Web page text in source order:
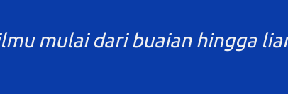
mulai dari buaian hingga